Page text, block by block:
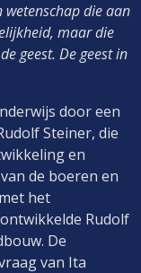
wetenschap die aan
maar die
geest. De geest in
door een
Steiner, die
en
de boeren en
het
Rudolf
De
van Ita